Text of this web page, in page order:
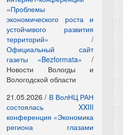
«Проблемы
экономического роста и
устойчивого развития
территорий» /
Официальный сайт
газеты «Bezformata» /
Новости Вологды и
Вологодской области
21.05.2026 / В ВолНЦ РАН
состоялась XXIII
конференция «Экономика
региона глазами